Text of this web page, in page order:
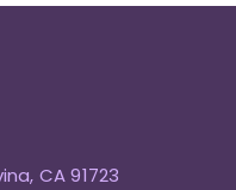
CA 91723